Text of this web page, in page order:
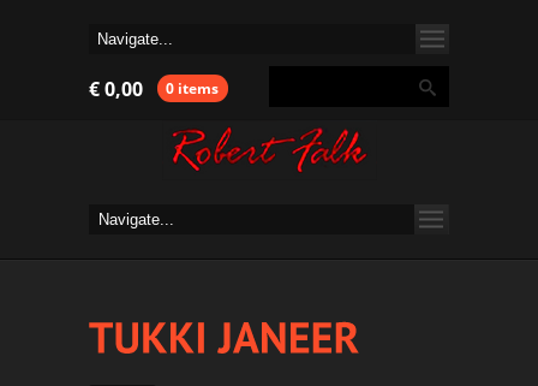
€0,00 0 items